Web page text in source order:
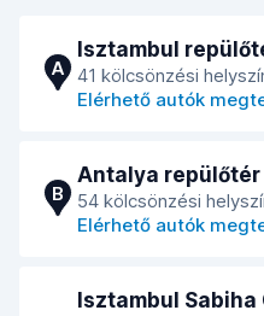
A
Isztambul
41 kölcsönzési
Elérhető autók
B
Antalya repülőtér
54 kölcsönzési
Elérhető autók
Isztambul